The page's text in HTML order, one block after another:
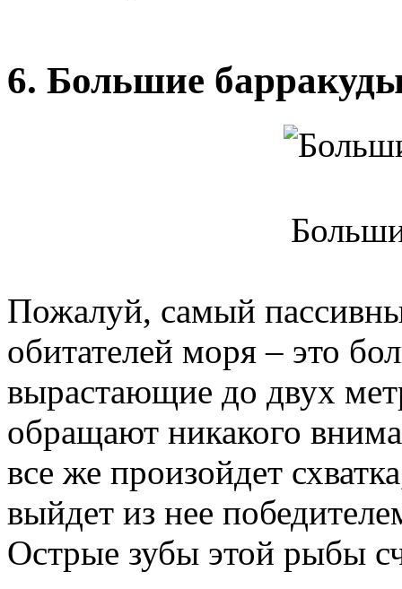
6. Большие
Пожалуй, самый
обитателей моря – это
вырастающие до двух
обращают никакого
все же произойдет
выйдет из нее
Острые зубы этой рыбы